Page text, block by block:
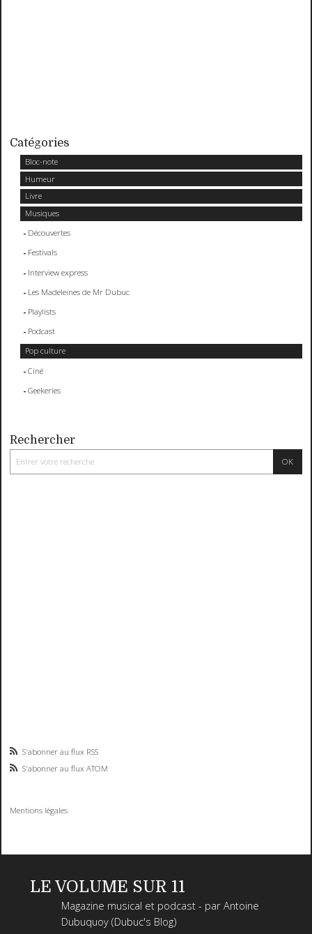
Catégories
Bloc-note
Humeur
Livre
Musiques
Découvertes
Festivals
Interview express
Les Madeleines de Mr Dubuc
Playlists
Podcast
Pop culture
Ciné
Geekeries
Rechercher
S'abonner au flux RSS
S'abonner au flux ATOM
Mentions légales
LE VOLUME SUR 11
Magazine musical et podcast - par Antoine
Dubuquoy (Dubuc's Blog)